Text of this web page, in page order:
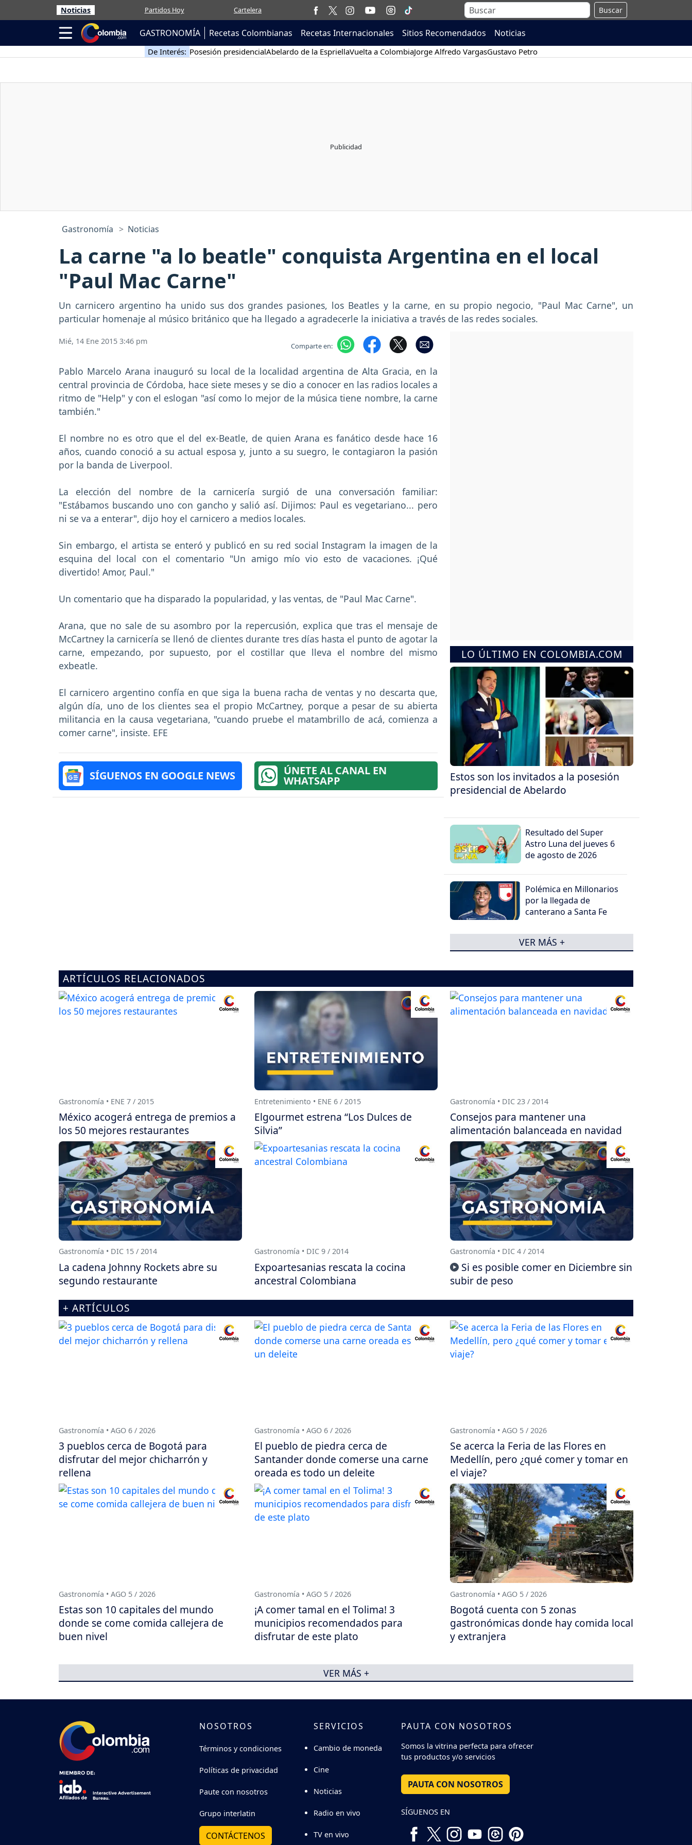
Noticias Partidos Hoy Cartelera Buscar
GASTRONOMÍA Recetas Colombianas Recetas Internacionales Sitios Recomendados Noticias
De Interés: Posesión presidencialAbelardo de la EspriellaVuelta a ColombiaJorge Alfredo VargasGustavo Petro
Gastronomía Noticias
La carne "a lo beatle" conquista Argentina en el local
"Paul Mac Carne"
Un carnicero argentino ha unido sus dos grandes pasiones, los Beatles y la carne, en su propio negocio, "Paul Mac Carne", un
particular homenaje al músico británico que ha llegado a agradecerle la iniciativa a través de las redes sociales.
Mié, 14 Ene 2015 3:46 pm Comparte en:
Pablo Marcelo Arana inauguró su local de la localidad argentina de Alta Gracia, en la
central provincia de Córdoba, hace siete meses y se dio a conocer en las radios locales a
ritmo de "Help" y con el eslogan "así como lo mejor de la música tiene nombre, la carne
también."
El nombre no es otro que el del ex-Beatle, de quien Arana es fanático desde hace 16
años, cuando conoció a su actual esposa y, junto a su suegro, le contagiaron la pasión
por la banda de Liverpool.
La elección del nombre de la carnicería surgió de una conversación familiar:
"Estábamos buscando uno con gancho y salió así. Dijimos: Paul es vegetariano... pero
ni se va a enterar", dijo hoy el carnicero a medios locales.
Sin embargo, el artista se enteró y publicó en su red social Instagram la imagen de la
esquina del local con el comentario "Un amigo mío vio esto de vacaciones. ¡Qué
divertido! Amor, Paul."
Un comentario que ha disparado la popularidad, y las ventas, de "Paul Mac Carne".
Arana, que no sale de su asombro por la repercusión, explica que tras el mensaje de
McCartney la carnicería se llenó de clientes durante tres días hasta el punto de agotar la
carne, empezando, por supuesto, por el costillar que lleva el nombre del mismo
exbeatle.
El carnicero argentino confía en que siga la buena racha de ventas y no descarta que,
algún día, uno de los clientes sea el propio McCartney, porque a pesar de su abierta
militancia en la causa vegetariana, "cuando pruebe el matambrillo de acá, comienza a
comer carne", insiste. EFE
SÍGUENOS EN GOOGLE NEWS ÚNETE AL CANAL EN
WHATSAPP
LO ÚLTIMO EN COLOMBIA.COM
Estos son los invitados a la posesión
presidencial de Abelardo
Resultado del Super
Astro Luna del jueves 6
de agosto de 2026
Polémica en Millonarios
por la llegada de
canterano a Santa Fe
VER MÁS +
ARTÍCULOS RELACIONADOS
Gastronomía • ENE 7 / 2015
México acogerá entrega de premios a
los 50 mejores restaurantes
Entretenimiento • ENE 6 / 2015
Elgourmet estrena “Los Dulces de
Silvia”
Gastronomía • DIC 23 / 2014
Consejos para mantener una
alimentación balanceada en navidad
Gastronomía • DIC 15 / 2014
La cadena Johnny Rockets abre su
segundo restaurante
Gastronomía • DIC 9 / 2014
Expoartesanias rescata la cocina
ancestral Colombiana
Gastronomía • DIC 4 / 2014
Si es posible comer en Diciembre sin
subir de peso
+ ARTÍCULOS
Gastronomía • AGO 6 / 2026
3 pueblos cerca de Bogotá para
disfrutar del mejor chicharrón y
rellena
Gastronomía • AGO 6 / 2026
El pueblo de piedra cerca de
Santander donde comerse una carne
oreada es todo un deleite
Gastronomía • AGO 5 / 2026
Se acerca la Feria de las Flores en
Medellín, pero ¿qué comer y tomar en
el viaje?
Gastronomía • AGO 5 / 2026
Estas son 10 capitales del mundo
donde se come comida callejera de
buen nivel
Gastronomía • AGO 5 / 2026
¡A comer tamal en el Tolima! 3
municipios recomendados para
disfrutar de este plato
Gastronomía • AGO 5 / 2026
Bogotá cuenta con 5 zonas
gastronómicas donde hay comida local
y extranjera
VER MÁS +
NOSOTROS
Términos y condiciones
Políticas de privacidad
Paute con nosotros
Grupo interlatin
CONTÁCTENOS
SERVICIOS
Cambio de moneda
Cine
Noticias
Radio en vivo
TV en vivo
PAUTA CON NOSOTROS
Somos la vitrina perfecta para ofrecer
tus productos y/o servicios
PAUTA CON NOSOTROS
SÍGUENOS EN